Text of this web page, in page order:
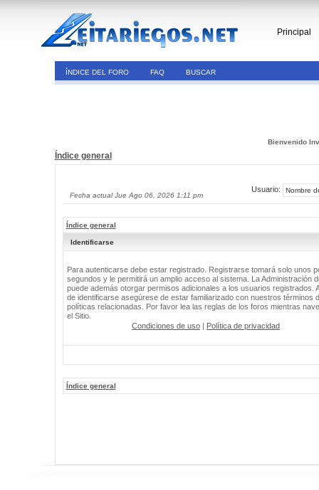
Principal
ÍNDICE DEL FORO FAQ BUSCAR
Bienvenido
Índice general
Fecha actual Jue Ago 06, 2026 1:11 pm
Usuario:
Índice general
Identificarse
Para autenticarse debe estar registrado. Registrarse tomará solo unos
segundos y le permitirá un amplio acceso al sistema. La Administración
puede además otorgar permisos adicionales a los usuarios registrados.
de identificarse asegúrese de estar familiarizado con nuestros términos
políticas relacionadas. Por favor lea las reglas de los foros mientras
el Sitio.
Condiciones de uso | Política de privacidad
Índice general